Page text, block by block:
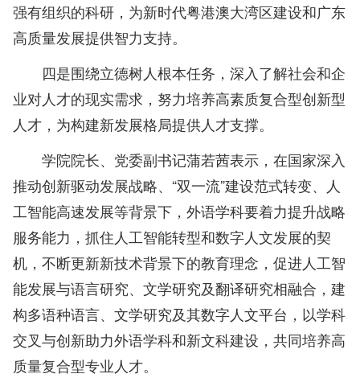
强有组织的科研，为新时代粤港澳大湾区建设和广东
高质量发展提供智力支持。
四是围绕立德树人根本任务，深入了解社会和企
业对人才的现实需求，努力培养高素质复合型创新型
人才，为构建新发展格局提供人才支撑。
学院院长、党委副书记蒲若茜表示，在国家深入
推动创新驱动发展战略、“双一流”建设范式转变、人
工智能高速发展等背景下，外语学科要着力提升战略
服务能力，抓住人工智能转型和数字人文发展的契
机，不断更新新技术背景下的教育理念，促进人工智
能发展与语言研究、文学研究及翻译研究相融合，建
构多语种语言、文学研究及其数字人文平台，以学科
交叉与创新助力外语学科和新文科建设，共同培养高
质量复合型专业人才。